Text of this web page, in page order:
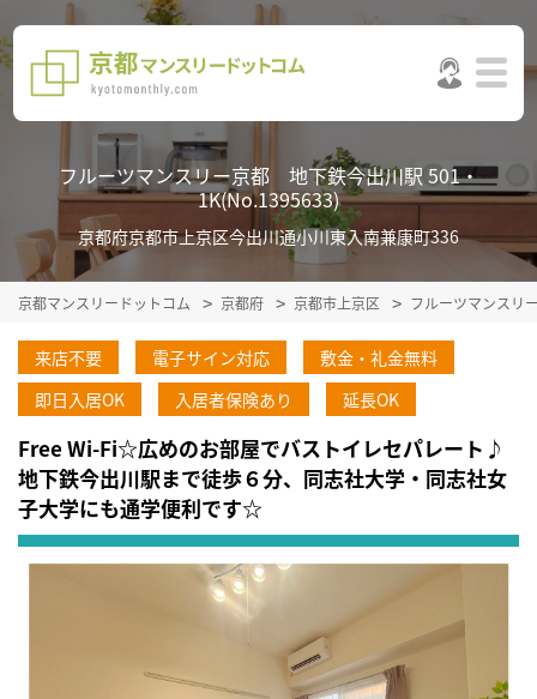
フルーツマンスリー京都 地下鉄今出川駅 501・
1K(No.1395633)
京都府京都市上京区今出川通小川東入南兼康町336
京都マンスリードットコム 京都府 京都市上京区 フルーツマンスリ
来店不要 電子サイン対応
敷金・礼金無料
即日入居OK
入居者保険あり 延長OK
Free Wi-Fi☆広めのお部屋でバストイレセパレート♪
地下鉄今出川駅まで徒歩６分、同志社大学・同志社女
子大学にも通学便利です☆